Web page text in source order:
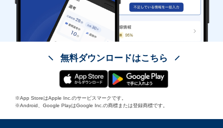
無料ダウンロードはこちら
※App StoreはApple Inc.のサービスマークです。
※Android、Google PlayはGoogle Inc.の商標または登録商標です。